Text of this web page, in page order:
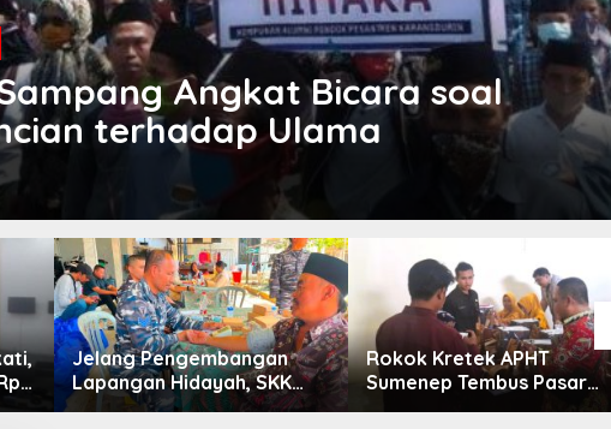
Angkat Bicara soal
terhadap Ulama
Jelang Pengembangan
Lapangan Hidayah, SKK
Migas-PC North Madura II
Rokok Kretek APHT
Sumenep Tembus Pasar
Indonesia Timur